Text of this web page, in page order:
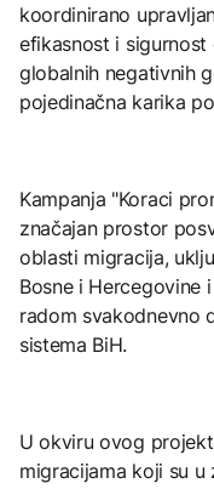
koordinirano
efikasnost i
globalnih negativnih
pojedinačna karika
Kampanja "Koraci
značajan prostor
oblasti migracija,
Bosne i Hercegovine
radom svakodnevno
sistema BiH.
U okviru ovog
migracijama koji su u